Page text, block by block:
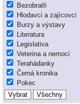
Bezobratlí
Hlodavci a zajícovci
Burzy a výstavy
Literatura
Legislativa
Veterina a nemoci
Terahádanky
Černá kronika
Pokec